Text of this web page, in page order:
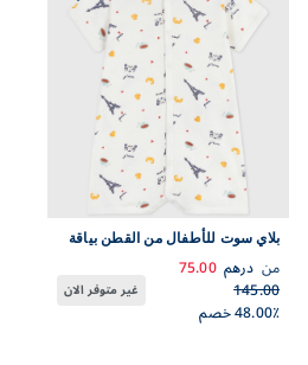
بلاي سوت للأطفال من القطن بياقة
من درهم 75.00
145.00
48.00٪ خصم
غير متوفر الان